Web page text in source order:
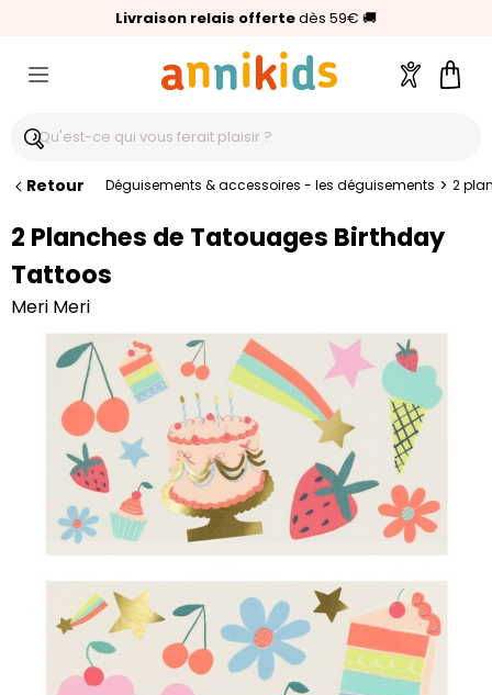
Livraison relais offertedès 59€ 🚚
🥇Palmarès Capital 2025 :Annikids N°1
⭐⭐⭐⭐⭐4,6/5(24 000 avis clients)
Compte
Retour Déguisements & accessoires - les déguisements > 2
2 Planches de Tatouages Birthday
Tattoos
Meri Meri